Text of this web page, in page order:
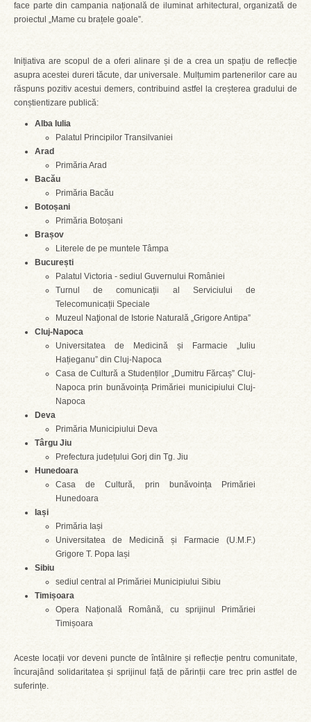
face parte din campania națională de iluminat arhitectural, organizată de
proiectul „Mame cu brațele goale”.
Inițiativa are scopul de a oferi alinare și de a crea un spațiu de reflecție
asupra acestei dureri tăcute, dar universale. Mulțumim partenerilor care au
răspuns pozitiv acestui demers, contribuind astfel la creșterea gradului de
conștientizare publică:
Alba Iulia
Palatul Principilor Transilvaniei
Arad
Primăria Arad
Bacău
Primăria Bacău
Botoșani
Primăria Botoșani
Brașov
Literele de pe muntele Tâmpa
București
Palatul Victoria - sediul Guvernului României
Turnul de comunicații al Serviciului de
Telecomunicații Speciale
Muzeul Naţional de Istorie Naturală „Grigore Antipa”
Cluj-Napoca
Universitatea de Medicină și Farmacie „Iuliu
Hațieganu” din Cluj-Napoca
Casa de Cultură a Studenților „Dumitru Fărcaș” Cluj-
Napoca prin bunăvoința Primăriei municipiului Cluj-
Napoca
Deva
Primăria Municipiului Deva
Târgu Jiu
Prefectura județului Gorj din Tg. Jiu
Hunedoara
Casa de Cultură, prin bunăvoința Primăriei
Hunedoara
Iași
Primăria Iași
Universitatea de Medicină și Farmacie (U.M.F.)
Grigore T. Popa Iași
Sibiu
sediul central al Primăriei Municipiului Sibiu
Timișoara
Opera Națională Română, cu sprijinul Primăriei
Timișoara
Aceste locații vor deveni puncte de întâlnire și reflecție pentru comunitate,
încurajând solidaritatea și sprijinul față de părinții care trec prin astfel de
suferințe.